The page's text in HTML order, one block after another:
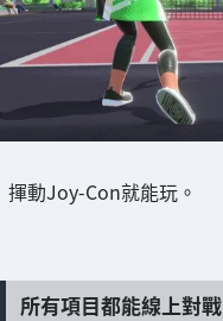
揮動Joy-Con就能玩。
所有項目都能線上對戰